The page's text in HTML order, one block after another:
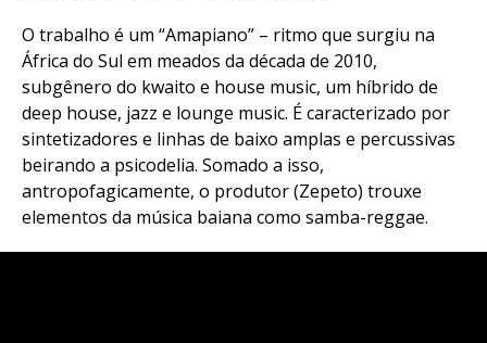
O trabalho é um “Amapiano” – ritmo que surgiu na
África do Sul em meados da década de 2010,
subgênero do kwaito e house music, um híbrido de
deep house, jazz e lounge music. É caracterizado por
sintetizadores e linhas de baixo amplas e percussivas
beirando a psicodelia. Somado a isso,
antropofagicamente, o produtor (Zepeto) trouxe
elementos da música baiana como samba-reggae.